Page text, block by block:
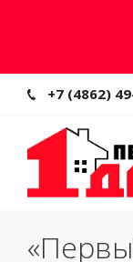
+7 (4862)